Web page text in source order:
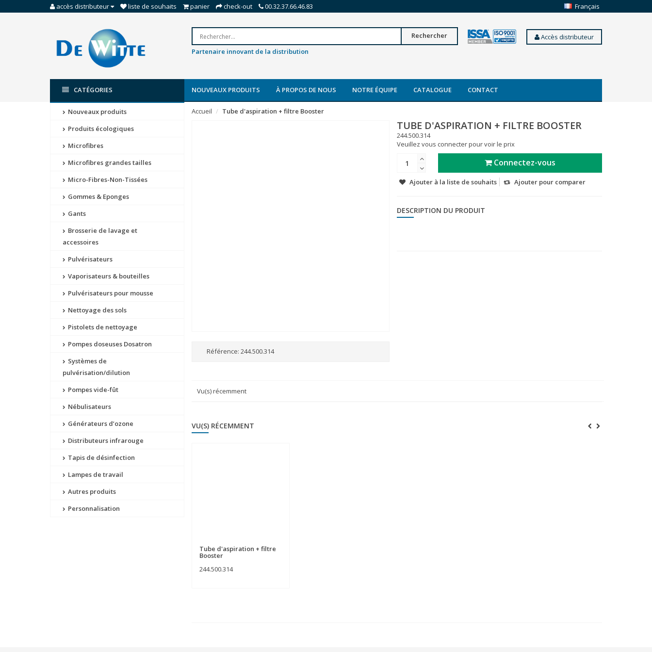
accès distributeur liste de souhaits panier check-out 00.32.37.66.46.83 Français
Rechercher
Partenaire innovant de la distribution
Accès distributeur
CATÉGORIES NOUVEAUX PRODUITS À PROPOS DE NOUS NOTRE ÉQUIPE CATALOGUE CONTACT
Nouveaux produits
Produits écologiques
Microfibres
Microfibres grandes tailles
Micro-Fibres-Non-Tissées
Gommes & Eponges
Gants
Brosserie de lavage et
accessoires
Pulvérisateurs
Vaporisateurs & bouteilles
Pulvérisateurs pour mousse
Nettoyage des sols
Pistolets de nettoyage
Pompes doseuses Dosatron
Systèmes de
pulvérisation/dilution
Pompes vide-fût
Nébulisateurs
Générateurs d’ozone
Distributeurs infrarouge
Tapis de désinfection
Lampes de travail
Autres produits
Personnalisation
Accueil Tube d'aspiration + filtre Booster
Référence: 244.500.314
TUBE D'ASPIRATION + FILTRE BOOSTER
244.500.314
Veuillez vous connecter pour voir le prix
Connectez-vous
Ajouter à la liste de souhaits Ajouter pour comparer
DESCRIPTION DU PRODUIT
Vu(s) récemment
VU(S) RÉCEMMENT
Tube d'aspiration + filtre
Booster
244.500.314